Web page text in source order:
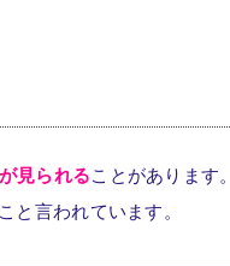
見られることがあります。
と言われています。